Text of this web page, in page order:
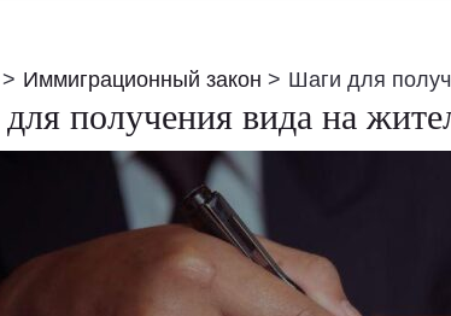
Иммиграционный закон Шаги для
получения вида на